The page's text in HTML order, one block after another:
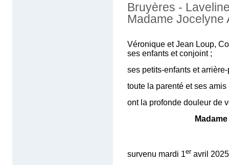
Bruyères -
Madame Jocelyne
Véronique et Jean Loup,
ses enfants et conjoint ;
ses petits-enfants et
toute la parenté et ses amis
ont la profonde douleur de
Madame
survenu mardi 1er avril